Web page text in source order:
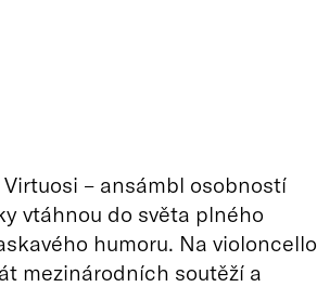
– ansámbl osobností
vtáhnou do světa plného
humoru. Na violoncello
mezinárodních soutěží a